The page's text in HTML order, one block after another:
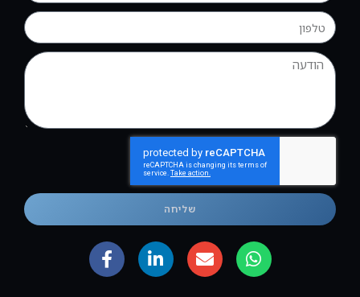
שליחה